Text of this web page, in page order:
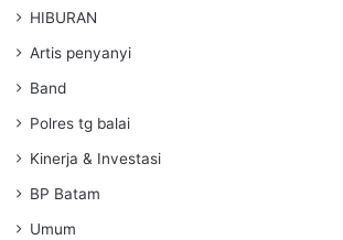
HIBURAN
Artis penyanyi
Band
Polres tg balai
Kinerja & Investasi
BP Batam
Umum